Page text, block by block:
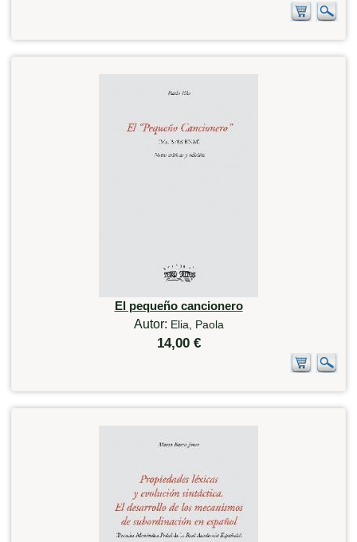
El pequeño cancionero
Autor: Elia, Paola
14,00 €